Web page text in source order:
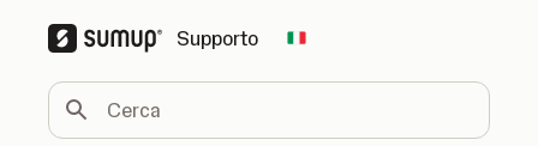
Supporto Change country
Cerca